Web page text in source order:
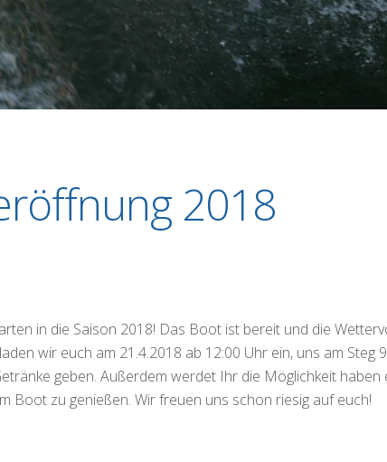
2018
in die Saison 2018! Das Boot ist bereit und die
wir euch am 21.4.2018 ab 12:00 Uhr ein, uns am Steg
geben. Außerdem werdet Ihr die Möglichkeit
Boot zu genießen. Wir freuen uns schon riesig auf euch!